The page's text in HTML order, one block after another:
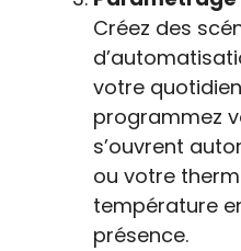
Créez des
votre
programmez
s’ouvrent
ou votre
température
présence.